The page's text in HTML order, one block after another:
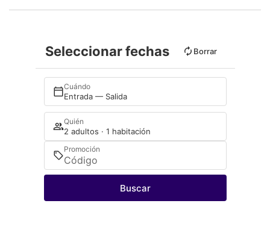
Seleccionar fechas Borrar
Cuándo
Entrada — Salida
Quién
2 adultos · 1 habitación
Promoción
Buscar